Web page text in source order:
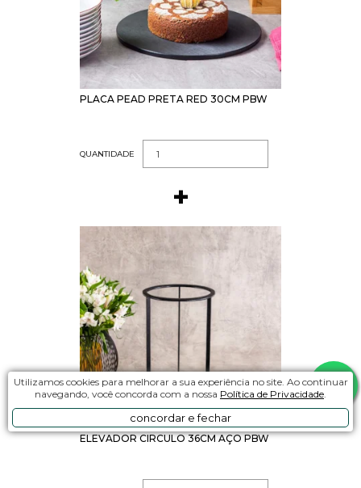
PLACA PEAD PRETA RED 30CM PBW
QUANTIDADE
ELEVADOR CIRCULO 36CM AÇO PBW
Utilizamos cookies para melhorar a sua experiência no site. Ao continuar
navegando, você concorda com a nossa Política de Privacidade.
concordar e fechar